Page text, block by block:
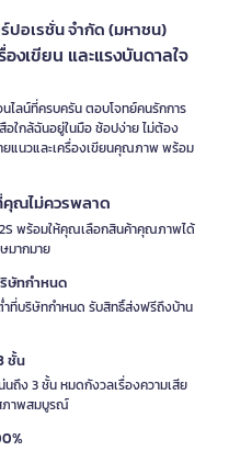
ปอเรชั่น จำกัด (มหาชน)
งเขียน และแรงบันดาลใจ
ไลน์ที่ครบครัน ตอบโจทย์คนรักการ
ใกล้ฉันอยู่ในมือ ช้อปง่าย ไม่ต้อง
ยแนวและเครื่องเขียนคุณภาพ พร้อม
คุณไม่ควรพลาด
พร้อมให้คุณเลือกสินค้าคุณภาพได้
มากมาย
ษัทกำหนด
ที่บริษัทกำหนด รับสิทธิ์ส่งฟรีถึงบ้าน
ชั้น
ถึง 3 ชั้น หมดกังวลเรื่องความเสีย
ภาพสมบูรณ์